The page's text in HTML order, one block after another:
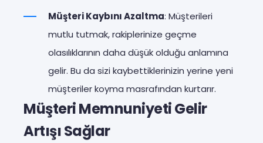
Müşteri Kaybını Azaltma: Müşterileri
mutlu tutmak, rakiplerinize geçme
olasılıklarının daha düşük olduğu anlamına
gelir. Bu da sizi kaybettiklerinizin yerine yeni
müşteriler koyma masrafından kurtarır.
Müşteri Memnuniyeti Gelir
Artışı Sağlar